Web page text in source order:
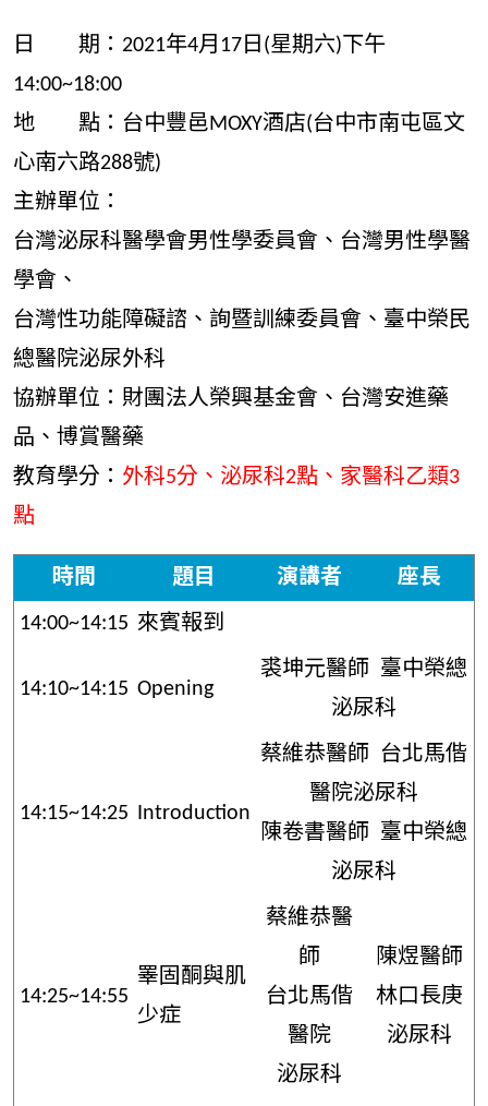
日 期：2021年4月17日(星期六)下午
14:00~18:00
地 點：台中豐邑MOXY酒店(台中市南屯區文
心南六路288號)
主辦單位：
台灣泌尿科醫學會男性學委員會、台灣男性學醫
學會、
台灣性功能障礙諮、詢暨訓練委員會、臺中榮民
總醫院泌尿外科
協辦單位：財團法人榮興基金會、台灣安進藥
品、博賞醫藥
教育學分： 外科5分、泌尿科2點、家醫科乙類3
點
時間 題目 演講者 座長
14:00~14:15 來賓報到
14:10~14:15 Opening
裘坤元醫師 臺中榮總
泌尿科
14:15~14:25 Introduction
蔡維恭醫師 台北馬偕
醫院泌尿科
陳卷書醫師 臺中榮總
泌尿科
14:25~14:55
睪固酮與肌
少症
蔡維恭醫
師
台北馬偕
醫院
泌尿科
陳煜醫師
林口長庚
泌尿科